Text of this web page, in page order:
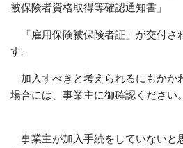
被保険者資格取得等確認通知書」
「雇用保険被保険者証」が交付さ
す。
加入すべきと考えられるにもかか
場合には、事業主に御確認ください。
事業主が加入手続をしていないと